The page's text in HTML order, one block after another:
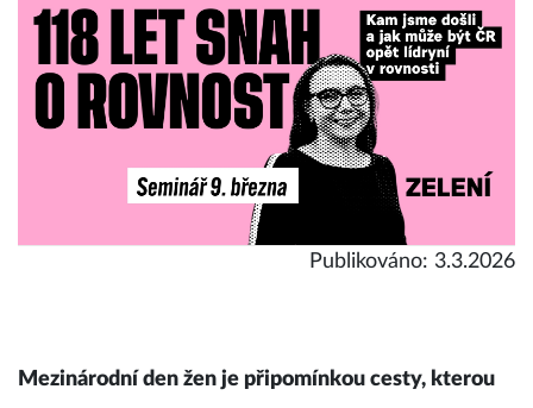
Publikováno: 3.3.2026
Mezinárodní den žen je připomínkou cesty, kterou